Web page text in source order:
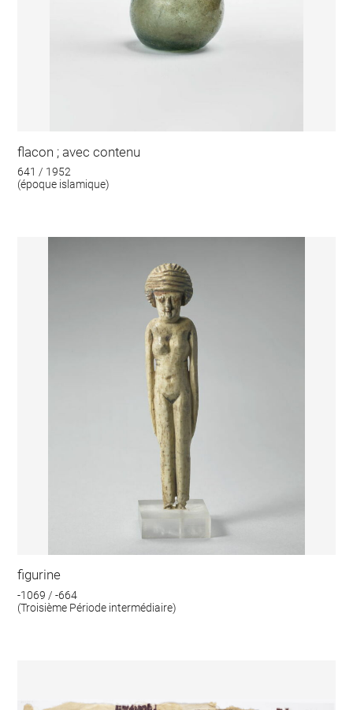
flacon ; avec contenu
641 / 1952
(époque islamique)
figurine
-1069 / -664
(Troisième Période intermédiaire)